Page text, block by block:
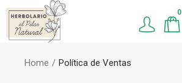
0
Home Política de Ventas